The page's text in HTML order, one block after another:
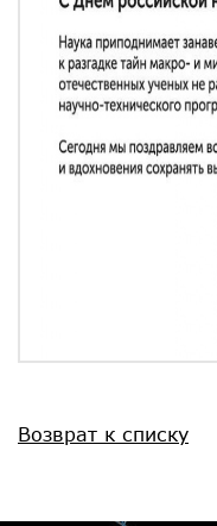
Возврат к списку